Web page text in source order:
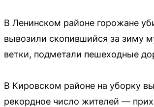
В Ленинском районе горожане
вывозили скопившийся за зиму
ветки, подметали пешеходные
В Кировском районе на уборку
рекордное число жителей —